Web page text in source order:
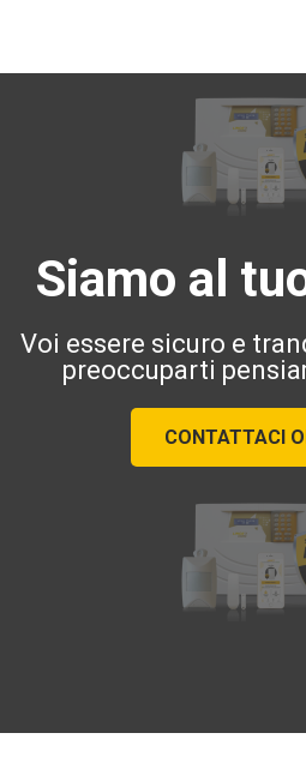
Siamo al
Voi essere sicuro e
preoccuparti
CONTATTACI